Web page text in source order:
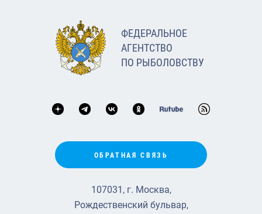
ФЕДЕРАЛЬНОЕ
АГЕНТСТВО
ПО РЫБОЛОВСТВУ
ОБРАТНАЯ СВЯЗЬ
107031, г. Москва,
Рождественский бульвар,